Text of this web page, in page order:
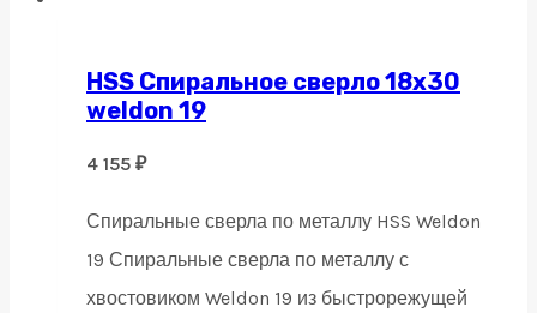
HSS Спиральное сверло 18х30
weldon 19
4 155 ₽
Спиральные сверла по металлу HSS Weldon
19 Спиральные сверла по металлу с
хвостовиком Weldon 19 из быстрорежущей